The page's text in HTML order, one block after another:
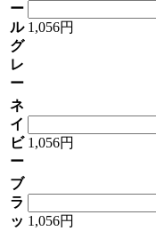
ー
ル
グ
レ
ー
1,056円
ネ
イ
ビ
ー
1,056円
ブ
ラ
ッ 1,056円